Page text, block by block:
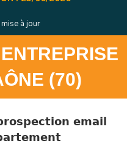
à jour
(70)
email